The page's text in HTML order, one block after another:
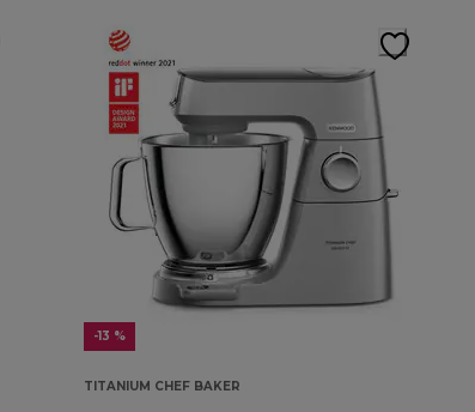
-13 %
TITANIUM CHEF BAKER